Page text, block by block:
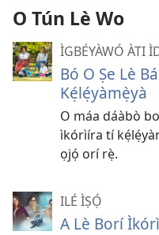
O Tún Lè Wo
ÌGBÉYÀWÓ ÀTI
Bó O Ṣe Lè
Kẹ́lẹ́yàmẹ̀yà
O máa dáàbò
ìkórìíra tí
ọjọ́ orí rẹ̀.
ILÉ ÌṢỌ́
A Lè Borí